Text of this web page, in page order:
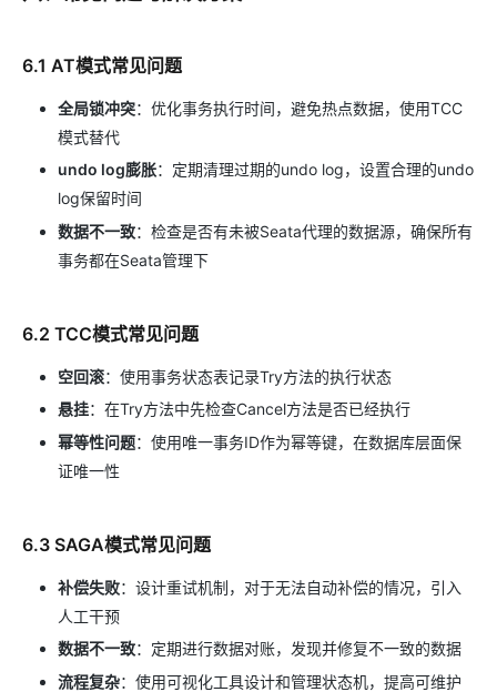
6.1 AT模式常见问题
全局锁冲突：优化事务执行时间，避免热点数据，使用TCC
模式替代
undo log膨胀：定期清理过期的undo log，设置合理的undo
log保留时间
数据不一致：检查是否有未被Seata代理的数据源，确保所有
事务都在Seata管理下
6.2 TCC模式常见问题
空回滚：使用事务状态表记录Try方法的执行状态
悬挂：在Try方法中先检查Cancel方法是否已经执行
幂等性问题：使用唯一事务ID作为幂等键，在数据库层面保
证唯一性
6.3 SAGA模式常见问题
补偿失败：设计重试机制，对于无法自动补偿的情况，引入
人工干预
数据不一致：定期进行数据对账，发现并修复不一致的数据
流程复杂：使用可视化工具设计和管理状态机，提高可维护